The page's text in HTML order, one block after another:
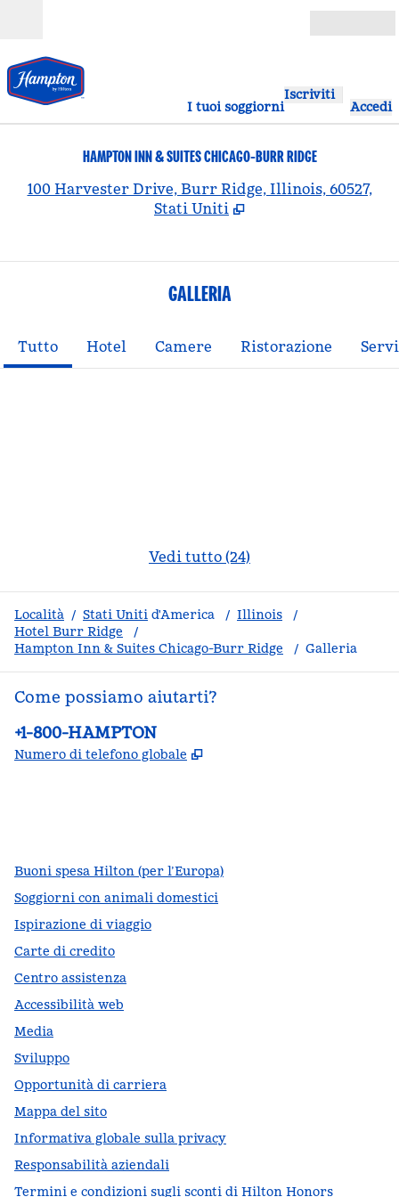
I tuoi soggiorni
Iscriviti
Accedi
HAMPTON INN & SUITES CHICAGO-BURR RIDGE
100 Harvester Drive, Burr Ridge, Illinois, 60527,
Stati Uniti
GALLERIA
Tutto Hotel Camere Ristorazione
Vedi tutto (24)
Località / Stati Uniti d'America / Illinois
/
Hotel Burr Ridge
/
Hampton Inn & Suites Chicago-Burr Ridge
/ Galleria
Come possiamo aiutarti?
Telefono:
+1-800-HAMPTON
Numero di telefono globale ,
Buoni spesa Hilton (per l’Europa)
Soggiorni con animali domestici
Ispirazione di viaggio
Carte di credito
Centro assistenza
Accessibilità web
Media
Sviluppo
Opportunità di carriera
Mappa del sito
Informativa globale sulla privacy
Responsabilità aziendali
Termini e condizioni sugli sconti di Hilton Honors